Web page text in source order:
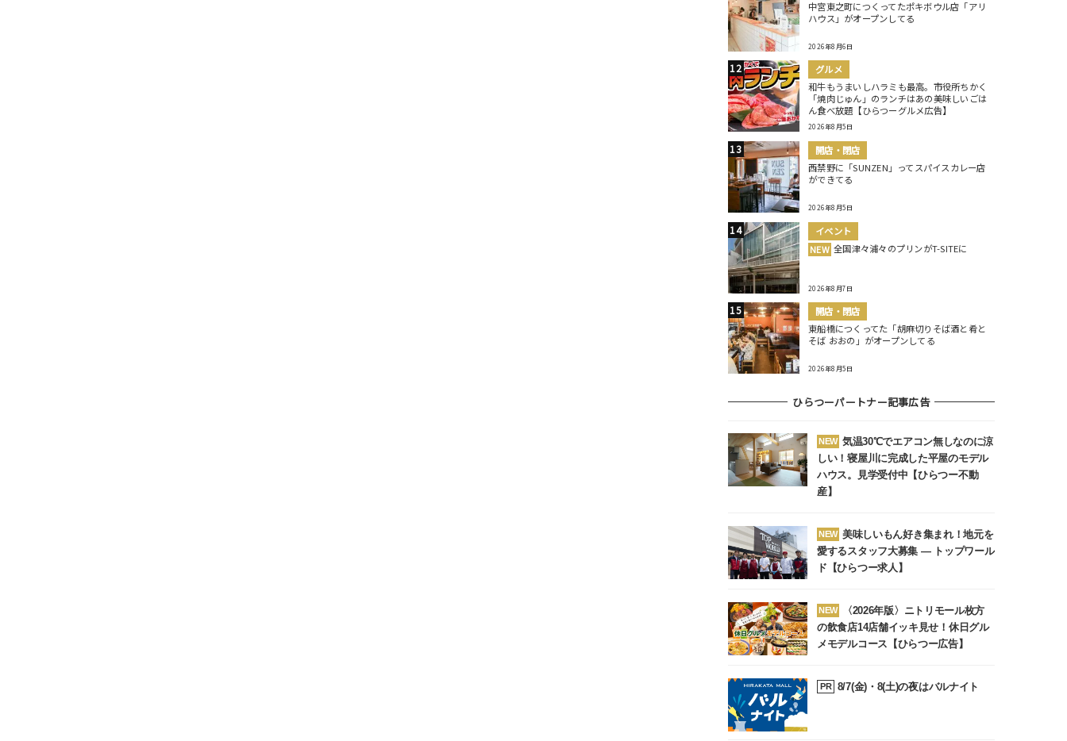
中宮東之町につくってたポキボウル店「アリ
ハウス」がオープンしてる
2026年8月6日
グルメ
和牛もうまいしハラミも最高。市役所ちかく
「焼肉じゅん」のランチはあの美味しいごは
ん食べ放題【ひらつーグルメ広告】
2026年8月5日
開店・閉店
西禁野に「SUNZEN」ってスパイスカレー店
ができてる
2026年8月5日
イベント
NEW 全国津々浦々のプリンがT-SITEに
2026年8月7日
開店・閉店
東船橋につくってた「胡麻切りそば酒と肴と
そば おおの」がオープンしてる
2026年8月5日
ひらつーパートナー記事広告
NEW 気温30℃でエアコン無しなのに涼
しい！寝屋川に完成した平屋のモデル
ハウス。見学受付中【ひらつー不動
産】
NEW 美味しいもん好き集まれ！地元を
愛するスタッフ大募集 ― トップワール
ド【ひらつー求人】
NEW
〈2026年版〉ニトリモール枚方
の飲食店14店舗イッキ見せ！休日グル
メモデルコース【ひらつー広告】
PR 8/7(金)・8(土)の夜はバルナイト